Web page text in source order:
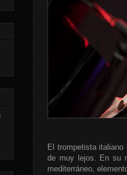
El trompetista
de muy lejos. En su
mediterráneo,